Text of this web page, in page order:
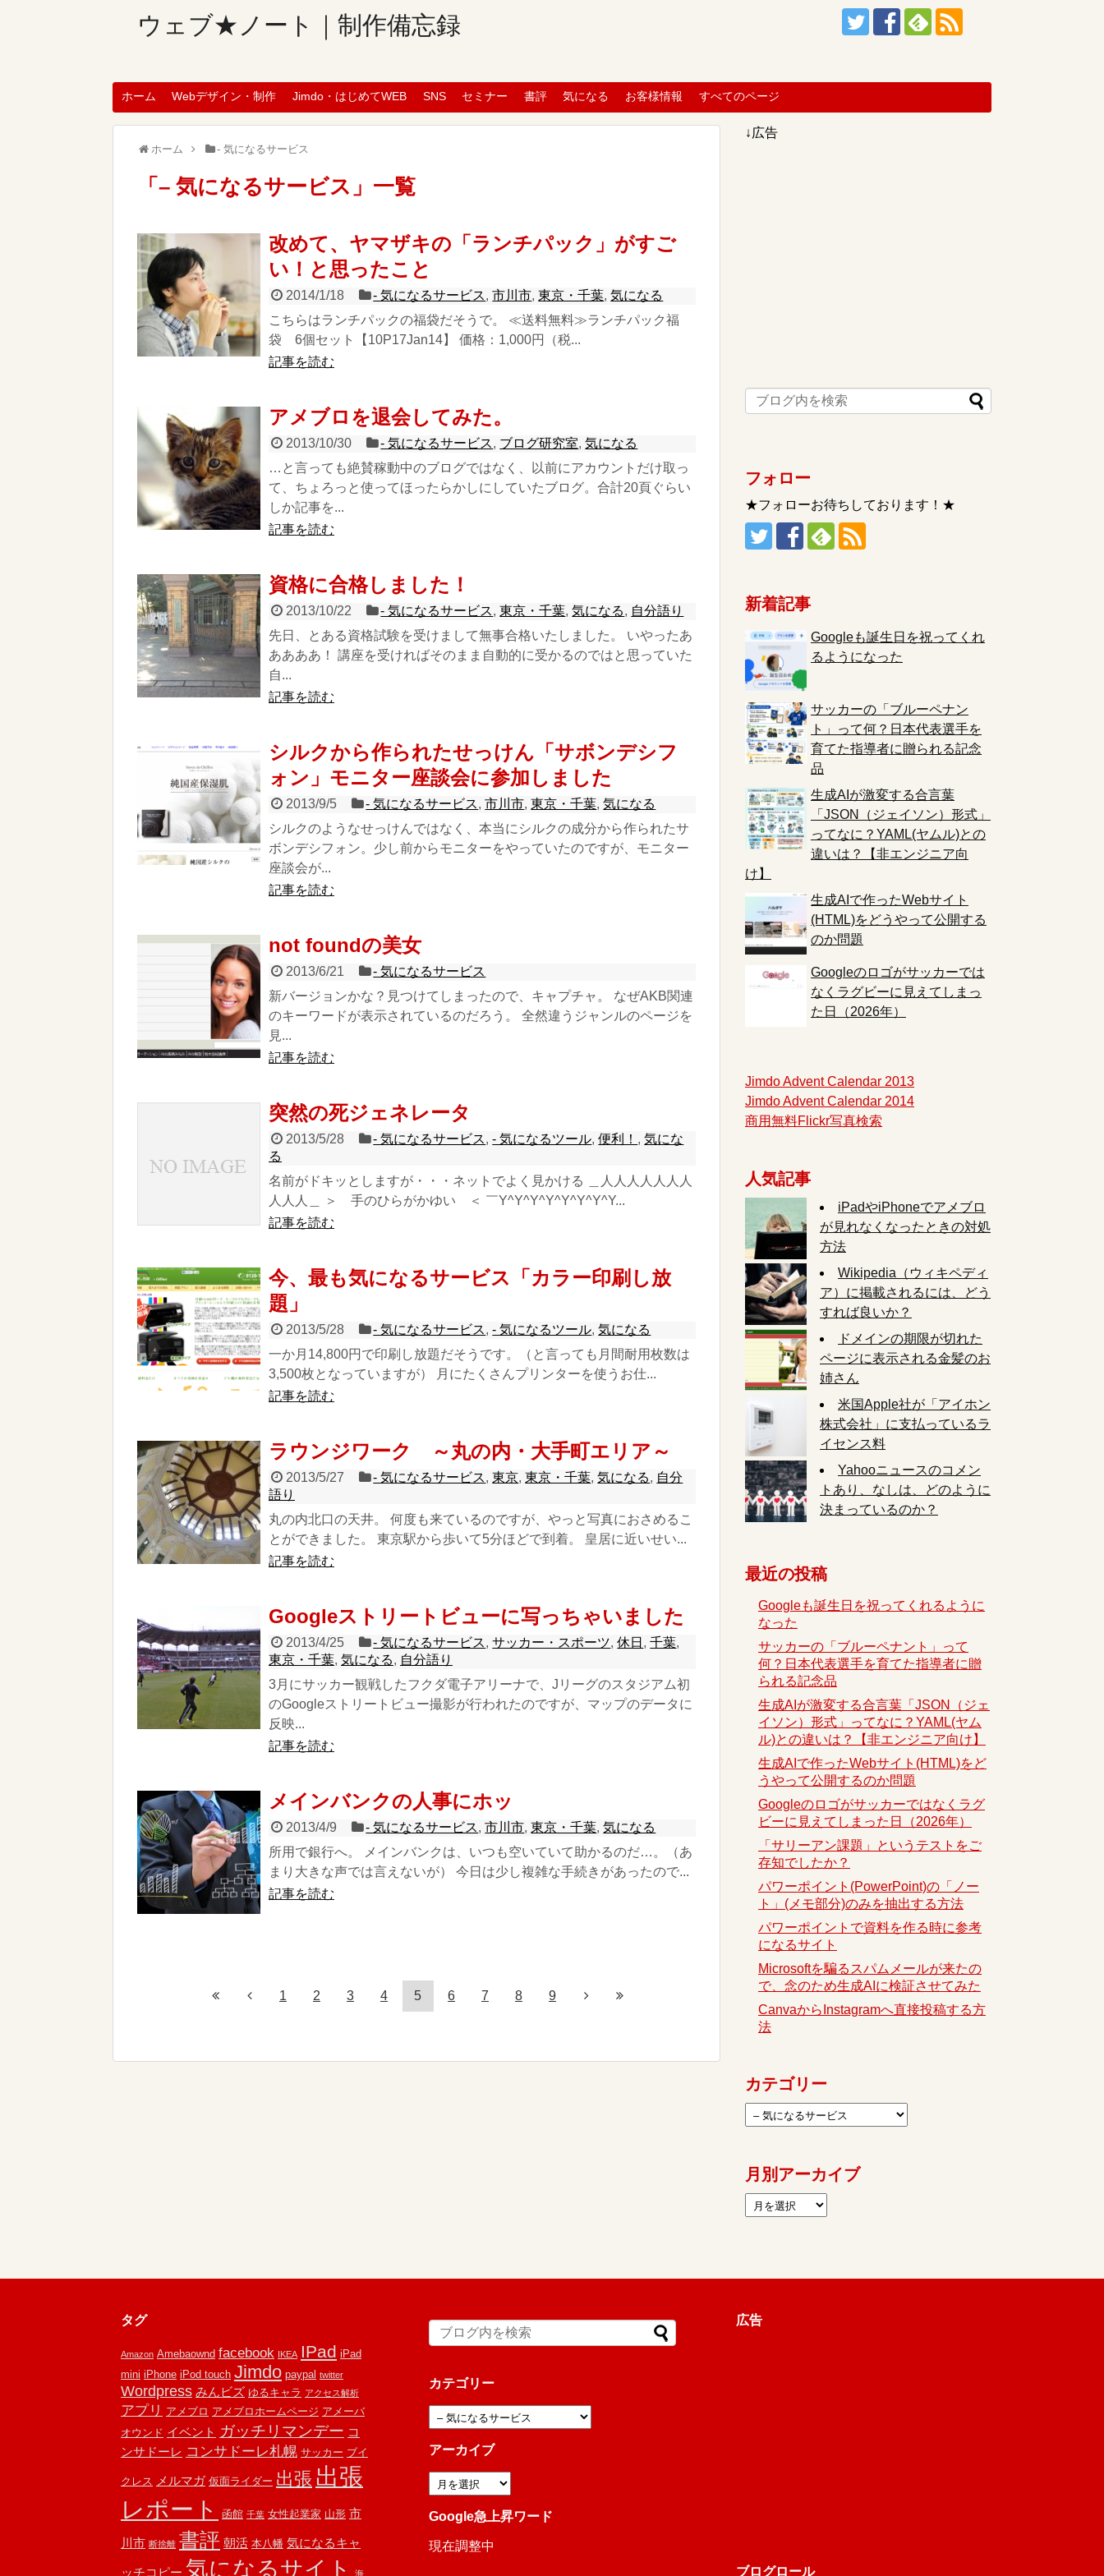
ウェブ★ノート｜制作備忘録
ホーム Webデザイン・制作 Jimdo・はじめてWEB SNS セミナー 書評 気になる お客様情報 すべてのページ
ホーム - 気になるサービス
「 – 気になるサービス 」 一覧
改めて、ヤマザキの「ランチパック」がすご
い！と思ったこと
2014/1/18 - 気になるサービス,市川市,東京・千葉,気になる
こちらはランチパックの福袋だそうで。 ≪送料無料≫ランチパック福
袋 6個セット【10P17Jan14】 価格：1,000円（税...
記事を読む
アメブロを退会してみた。
2013/10/30 - 気になるサービス, ブログ研究室,気になる
…と言っても絶賛稼動中のブログではなく、以前にアカウントだけ取っ
て、ちょろっと使ってほったらかしにしていたブログ。合計20頁ぐらい
しか記事を...
記事を読む
資格に合格しました！
2013/10/22 - 気になるサービス,東京・千葉,気になる, 自分語り
先日、とある資格試験を受けまして無事合格いたしました。 いやったあ
ああああ！ 講座を受ければそのまま自動的に受かるのではと思っていた
自...
記事を読む
シルクから作られたせっけん「サボンデシフ
ォン」モニター座談会に参加しました
2013/9/5 - 気になるサービス,市川市,東京・千葉,気になる
シルクのようなせっけんではなく、本当にシルクの成分から作られたサ
ボンデシフォン。少し前からモニターをやっていたのですが、モニター
座談会が...
記事を読む
not foundの美女
2013/6/21
- 気になるサービス
新バージョンかな？見つけてしまったので、キャプチャ。 なぜAKB関連
のキーワードが表示されているのだろう。 全然違うジャンルのページを
見...
記事を読む
突然の死ジェネレータ
2013/5/28 - 気になるサービス,- 気になるツール,便利！ ,気にな
る
名前がドキッとしますが・・・ネットでよく見かける ＿人人人人人人人
人人人＿ ＞ 手のひらがかゆい ＜ ￣Y^Y^Y^Y^Y^Y^Y^Y...
記事を読む
今、最も気になるサービス「カラー印刷し放
題」
2013/5/28 - 気になるサービス,- 気になるツール,気になる
一か月14,800円で印刷し放題だそうです。（と言っても月間耐用枚数は
3,500枚となっていますが） 月にたくさんプリンターを使うお仕...
記事を読む
ラウンジワーク ～丸の内・大手町エリア～
2013/5/27 - 気になるサービス,東京,東京・千葉,気になる, 自分
語り
丸の内北口の天井。 何度も来ているのですが、やっと写真におさめるこ
とができました。 東京駅から歩いて5分ほどで到着。 皇居に近いせい...
記事を読む
Googleストリートビューに写っちゃいました
2013/4/25 - 気になるサービス,サッカー・スポーツ,休日 ,千葉,
東京・千葉, 気になる, 自分語り
3月にサッカー観戦したフクダ電子アリーナで、Jリーグのスタジアム初
のGoogleストリートビュー撮影が行われたのですが、マップのデータに
反映...
記事を読む
メインバンクの人事にホッ
2013/4/9 - 気になるサービス,市川市,東京・千葉,気になる
所用で銀行へ。 メインバンクは、いつも空いていて助かるのだ…。（あ
まり大きな声では言えないが） 今日は少し複雑な手続きがあったので...
記事を読む
1 2 3 4 5 6 7 8 9
↓広告
フォロー
★フォローお待ちしております！★
新着記事
Googleも誕生日を祝ってくれ
るようになった
サッカーの「ブルーペナン
ト」って何？日本代表選手を
育てた指導者に贈られる記念
品
生成AIが激変する合言葉
「JSON（ジェイソン）形式」
ってなに？YAML(ヤムル)との
違いは？【非エンジニア向
け】
生成AIで作ったWebサイト
(HTML)をどうやって公開する
のか問題
Googleのロゴがサッカーでは
なくラグビーに見えてしまっ
た日（2026年）
Jimdo Advent Calendar 2013
Jimdo Advent Calendar 2014
商用無料Flickr写真検索
人気記事
iPadやiPhoneでアメブロ
が見れなくなったときの対処
方法
Wikipedia（ウィキペディ
ア）に掲載されるには、どう
すれば良いか？
ドメインの期限が切れた
ページに表示される金髪のお
姉さん
米国Apple社が「アイホン
株式会社」に支払っているラ
イセンス料
Yahooニュースのコメン
トあり、なしは、どのように
決まっているのか？
最近の投稿
Googleも誕生日を祝ってくれるように
なった
サッカーの「ブルーペナント」って
何？日本代表選手を育てた指導者に贈
られる記念品
生成AIが激変する合言葉「JSON（ジェ
イソン）形式」ってなに？YAML(ヤム
ル)との違いは？【非エンジニア向け】
生成AIで作ったWebサイト(HTML)をど
うやって公開するのか問題
Googleのロゴがサッカーではなくラグ
ビーに見えてしまった日（2026年）
「サリーアン課題」というテストをご
存知でしたか？
パワーポイント(PowerPoint)の「ノー
ト」(メモ部分)のみを抽出する方法
パワーポイントで資料を作る時に参考
になるサイト
Microsoftを騙るスパムメールが来たの
で、念のため生成AIに検証させてみた
CanvaからInstagramへ直接投稿する方
法
カテゴリー
月別アーカイブ
タグ
Amazon Amebaownd facebook IKEA IPad iPad
mini iPhone iPod touch Jimdo paypal twitter
Wordpress みんビズ ゆるキャラ アクセス解析
アプリ アメブロ アメブロホームページ アメーバ
オウンド イベント ガッチリマンデー コ
ンサドーレ コンサドーレ札幌 サッカー ブイ
クレス メルマガ 仮面ライダー 出張 出張
レポート
函館 千葉 女性起業家 山形 市
川市 断捨離 書評 朝活 本八幡 気になるキャ
ッチコピー 気になるサイト 海
カテゴリー
アーカイブ
Google急上昇ワード
現在調整中
広告
ブログロール